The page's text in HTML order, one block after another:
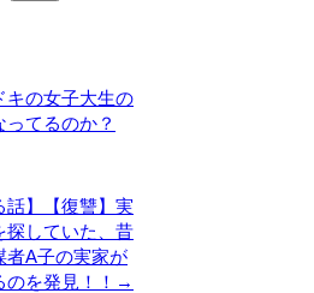
キの女子大生の
てるのか？
話】【復讐】実
探していた、昔
者A子の実家が
のを発見！！→